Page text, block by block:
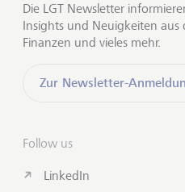
Die LGT Newsletter
Insights und Neuigkeiten aus
Finanzen und vieles mehr.
Zur Newsletter-
Follow us
LinkedIn